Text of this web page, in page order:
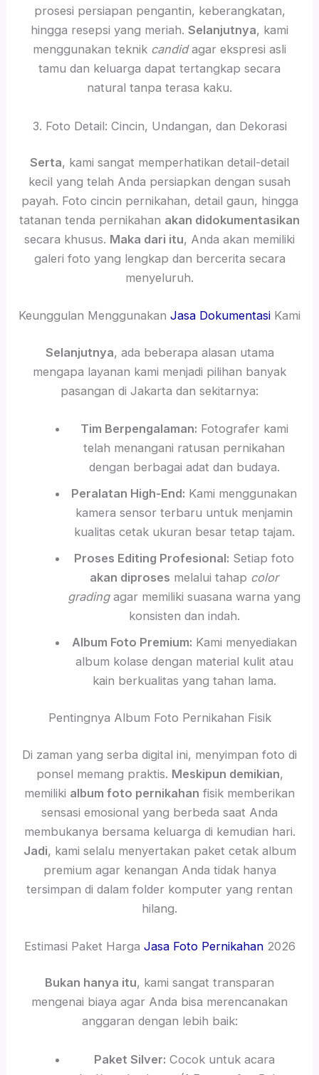
prosesi persiapan pengantin, keberangkatan,
hingga resepsi yang meriah. Selanjutnya, kami
menggunakan teknik candidagar ekspresi asli
tamu dan keluarga dapat tertangkap secara
natural tanpa terasa kaku.
3. Foto Detail: Cincin, Undangan, dan Dekorasi
Serta, kami sangat memperhatikan detail-detail
kecil yang telah Anda persiapkan dengan susah
payah. Foto cincin pernikahan, detail gaun, hingga
tatanan tenda pernikahan akan didokumentasikan
secara khusus. Maka dari itu, Anda akan memiliki
galeri foto yang lengkap dan bercerita secara
menyeluruh.
Keunggulan Menggunakan Jasa Dokumentasi Kami
Selanjutnya, ada beberapa alasan utama
mengapa layanan kami menjadi pilihan banyak
pasangan di Jakarta dan sekitarnya:
Tim Berpengalaman: Fotografer kami
telah menangani ratusan pernikahan
dengan berbagai adat dan budaya.
Peralatan High-End: Kami menggunakan
kamera sensor terbaru untuk menjamin
kualitas cetak ukuran besar tetap tajam.
Proses Editing Profesional: Setiap foto
akan diproses melalui tahap color
gradingagar memiliki suasana warna yang
konsisten dan indah.
Album Foto Premium: Kami menyediakan
album kolase dengan material kulit atau
kain berkualitas yang tahan lama.
Pentingnya Album Foto Pernikahan Fisik
Di zaman yang serba digital ini, menyimpan foto di
ponsel memang praktis. Meskipun demikian,
memiliki album foto pernikahan fisik memberikan
sensasi emosional yang berbeda saat Anda
membukanya bersama keluarga di kemudian hari.
Jadi, kami selalu menyertakan paket cetak album
premium agar kenangan Anda tidak hanya
tersimpan di dalam folder komputer yang rentan
hilang.
Estimasi Paket Harga Jasa Foto Pernikahan2026
Bukan hanya itu, kami sangat transparan
mengenai biaya agar Anda bisa merencanakan
anggaran dengan lebih baik:
Paket Silver: Cocok untuk acara